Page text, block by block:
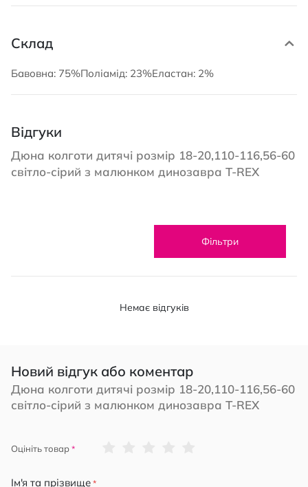
Склад
Бавовна: 75%Поліамід: 23%Еластан: 2%
Відгуки
Дюна колготи дитячі розмір 18-20,110-116,56-60
світло-сірий з малюнком динозавра T-REX
Фільтри
Немає відгуків
Новий відгук або коментар
Дюна колготи дитячі розмір 18-20,110-116,56-60
світло-сірий з малюнком динозавра T-REX
Оцініть товар
Ім'я та прізвище